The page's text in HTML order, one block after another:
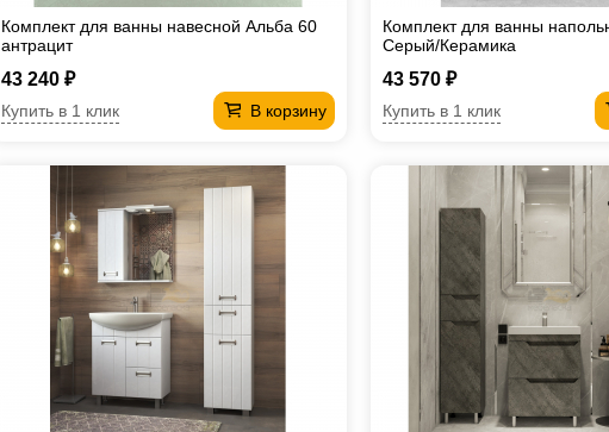
Комплект для ванны навесной Альба 60
антрацит
43 240 ₽
В корзину
Купить в 1 клик
Комплект для ванны
Cерый/Керамика
43 570 ₽
Купить в 1 клик